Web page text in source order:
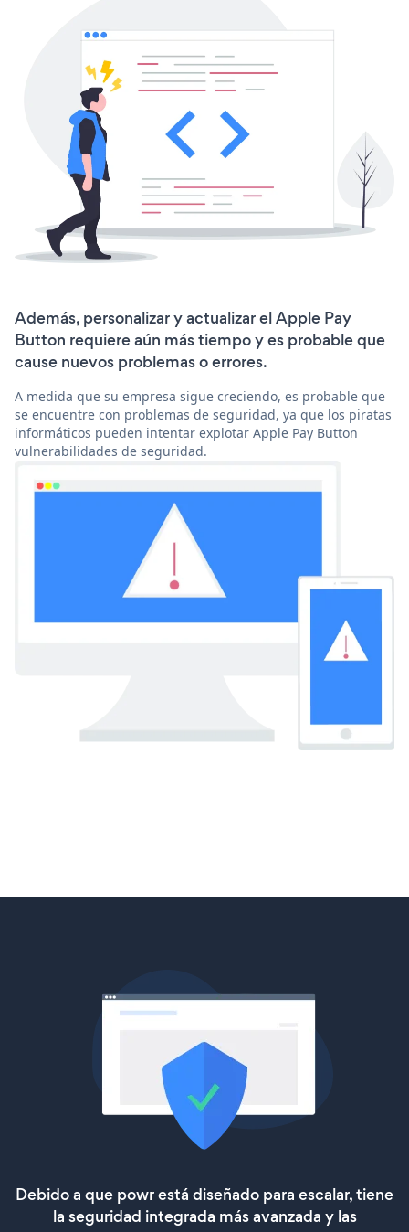
Además, personalizar y actualizar el Apple Pay
Button requiere aún más tiempo y es probable que
cause nuevos problemas o errores.
A medida que su empresa sigue creciendo, es probable que
se encuentre con problemas de seguridad, ya que los piratas
informáticos pueden intentar explotar Apple Pay Button
vulnerabilidades de seguridad.
Debido a que powr está diseñado para escalar, tiene
la seguridad integrada más avanzada y las